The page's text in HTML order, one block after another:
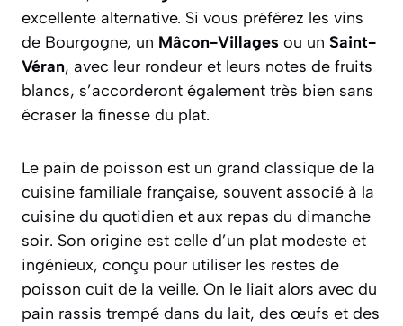
excellente alternative. Si vous préférez les vins
de Bourgogne, un Mâcon-Villages ou un Saint-
Véran, avec leur rondeur et leurs notes de fruits
blancs, s’accorderont également très bien sans
écraser la finesse du plat.
Le pain de poisson est un grand classique de la
cuisine familiale française, souvent associé à la
cuisine du quotidien et aux repas du dimanche
soir. Son origine est celle d’un plat modeste et
ingénieux, conçu pour utiliser les restes de
poisson cuit de la veille. On le liait alors avec du
pain rassis trempé dans du lait, des œufs et des